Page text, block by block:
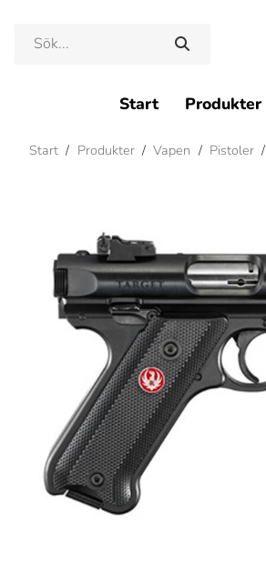
Start Produkter
Start / Produkter / Vapen / Pistoler /